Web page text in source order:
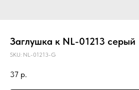
Заглушка к NL-01213 серый
SKU: NL-01213-G
37 р.